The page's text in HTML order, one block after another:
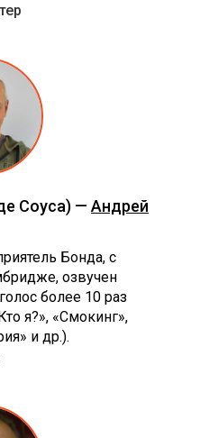
Соуса) — Андрей
Бонда, с
озвучен
более 10 раз
я?», «Смокинг»,
и др.).